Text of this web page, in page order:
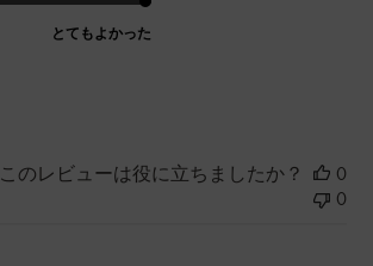
とてもよかった
このレビューは役に立ちましたか？
0
0